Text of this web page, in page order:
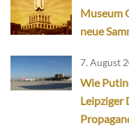
Museum
neue
7. August
Wie
Leipziger